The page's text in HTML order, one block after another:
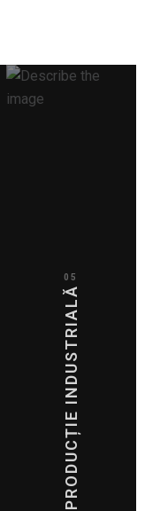
05
PRODUCȚIE INDUSTRIALĂ